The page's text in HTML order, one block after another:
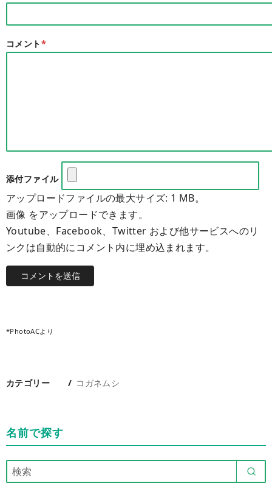
コメント*
添付ファイル
アップロードファイルの最大サイズ: 1 MB。
画像 をアップロードできます。
Youtube、Facebook、Twitter および他サービスへのリ
ンクは自動的にコメント内に埋め込まれます。
*PhotoACより
カテゴリー コガネムシ
名前で探す